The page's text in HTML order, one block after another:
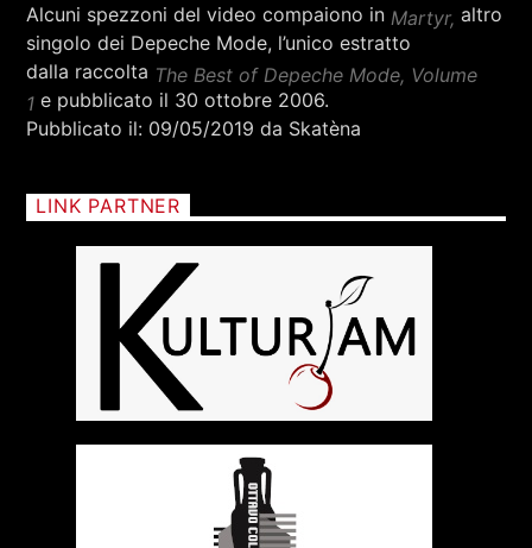
Alcuni spezzoni del video compaiono in Martyr,altro
singolo dei Depeche Mode, l’unico estratto
dalla raccolta The Best of Depeche Mode, Volume
1 e pubblicato il 30 ottobre 2006.
Pubblicato il: 09/05/2019 da Skatèna
LINK PARTNER